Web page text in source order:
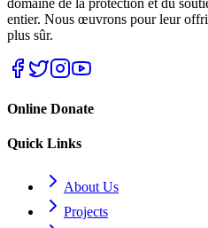
entier. Nous œuvrons pour leur
plus sûr.
Online Donate
Quick Links
About Us
Projects